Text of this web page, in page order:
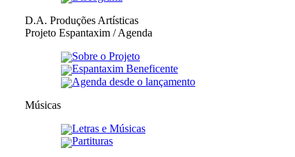
D.A. Produções Artísticas
Projeto Espantaxim / Agenda
Sobre o Projeto
Espantaxim Beneficente
Agenda desde o lançamento
Músicas
Letras e Músicas
Partituras